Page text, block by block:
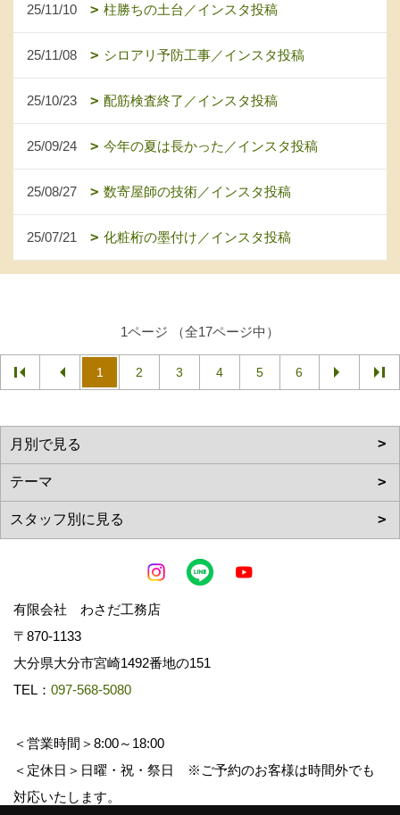
25/11/10 柱勝ちの土台／インスタ投稿
25/11/08 シロアリ予防工事／インスタ投稿
25/10/23 配筋検査終了／インスタ投稿
25/09/24 今年の夏は長かった／インスタ投稿
25/08/27 数寄屋師の技術／インスタ投稿
25/07/21 化粧桁の墨付け／インスタ投稿
1ページ （全17ページ中）
1 2 3 4 5 6
有限会社 わさだ工務店
〒870-1133
大分県大分市宮崎1492番地の151
TEL： 097-568-5080
＜営業時間＞8:00～18:00
＜定休日＞日曜・祝・祭日 ※ご予約のお客様は時間外でも
対応いたします。